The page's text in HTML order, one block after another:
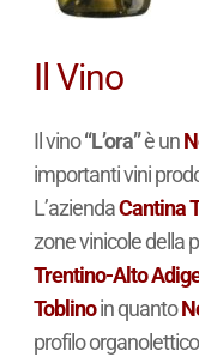
Il Vino
Il vino“L’ora”è un
importanti vini
L’aziendaCantina
zone vinicole della
Trentino-Alto
Toblinoin quanto
profilo